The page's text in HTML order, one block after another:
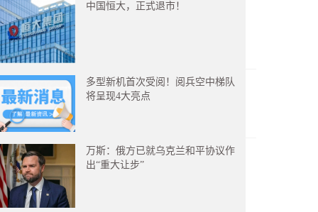
中国恒大，正式退市！
多型新机首次受阅！阅兵空中梯队
将呈现4大亮点
万斯：俄方已就乌克兰和平协议作
出“重大让步”